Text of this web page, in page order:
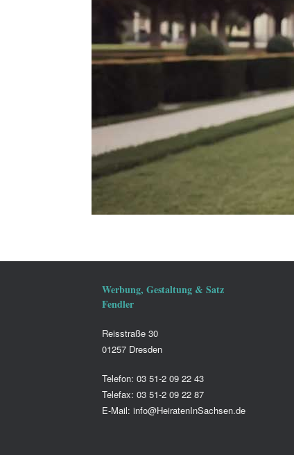
Werbung, Gestaltung & Satz
Fendler
Reisstraße 30
01257 Dresden
Telefon: 03 51-2 09 22 43
Telefax: 03 51-2 09 22 87
E-Mail: info@HeiratenInSachsen.de